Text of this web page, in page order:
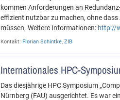
kommen Anforderungen an
effizient nutzbar zu machen, ohne
müssen. Weitere Informationen: http://
Kontakt: Florian Schintke, ZIB
Internationales HPC-
Das diesjährige HPC Symposium
Nürnberg (FAU) ausgerichtet. Es war